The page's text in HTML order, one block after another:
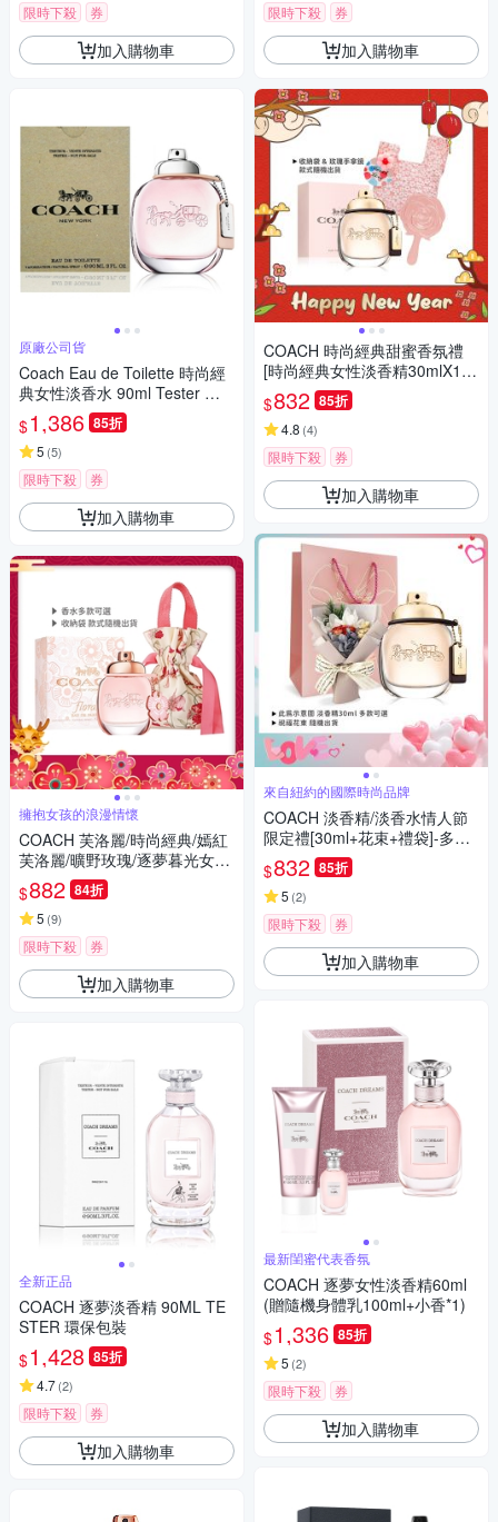
限時下殺 券
加入購物車
原廠公司貨
Coach Eau de Toilette 時尚經
典女性淡香水 90ml Tester 包
裝 (原廠公司貨)
$1,386 85折
5 (5)
限時下殺 券
加入購物車
擁抱女孩的浪漫情懷
COACH 芙洛麗/時尚經典/嫣紅
芙洛麗/曠野玫瑰/逐夢暮光女性
淡香精+好運旅行收納袋-新春
限定版-多款任選
$882 84折
5 (9)
限時下殺 券
加入購物車
全新正品
COACH 逐夢淡香精 90ML TE
STER 環保包裝
$1,428 85折
4.7(2)
限時下殺 券
加入購物車
限時下殺 券
加入購物車
COACH 時尚經典甜蜜香氛禮
[時尚經典女性淡香精30mlX1
+手拿鏡+收納袋]
$832 85折
4.8 (4)
限時下殺 券
加入購物車
來自紐約的國際時尚品牌
COACH 淡香精/淡香水情人節
限定禮[30ml+花束+禮袋]-多款
任選
$832 85折
5 (2)
限時下殺 券
加入購物車
最新閨蜜代表香氛
COACH 逐夢女性淡香精60ml
(贈隨機身體乳100ml+小香*1)
$1,336 85折
5 (2)
限時下殺 券
加入購物車